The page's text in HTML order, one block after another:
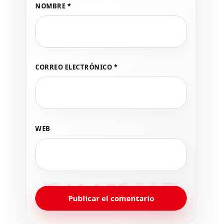
NOMBRE *
CORREO ELECTRÓNICO *
WEB